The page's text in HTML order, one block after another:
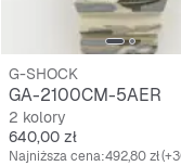
G-SHOCK
GA-2100CM-5AER
2 kolory
Cena
640,00 zł
Najniższa cena:492,80 zł